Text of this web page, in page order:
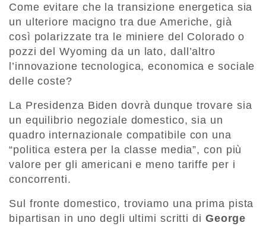
Come evitare che la transizione energetica sia
un ulteriore macigno tra due Americhe, già
così polarizzate tra le miniere del Colorado o
pozzi del Wyoming da un lato, dall’altro
l’innovazione tecnologica, economica e sociale
delle coste?
La Presidenza Biden dovrà dunque trovare sia
un equilibrio negoziale domestico, sia un
quadro internazionale compatibile con una
“politica estera per la classe media”, con più
valore per gli americani e meno tariffe per i
concorrenti.
Sul fronte domestico, troviamo una prima pista
bipartisan in uno degli ultimi scritti di George